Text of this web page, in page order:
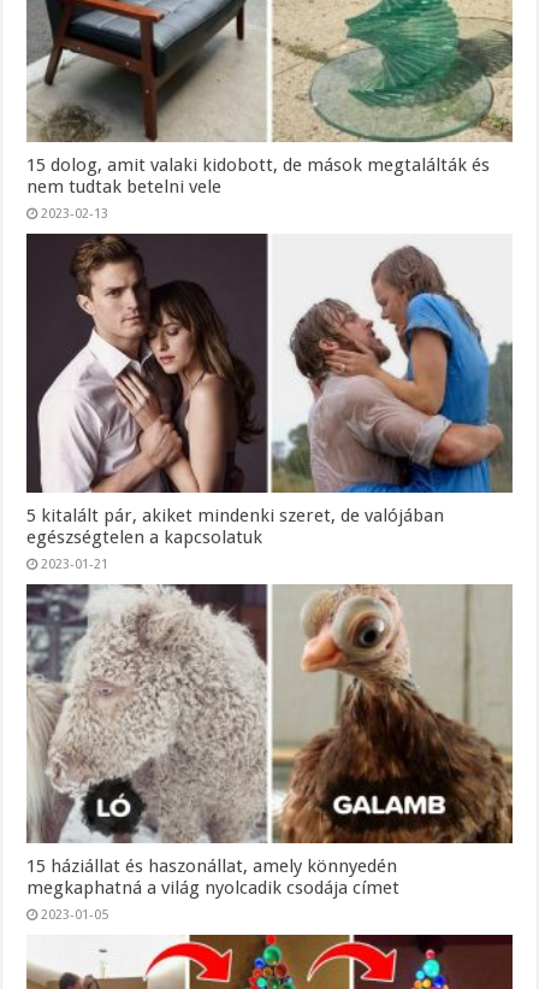
15 dolog, amit valaki kidobott, de mások megtalálták és
nem tudtak betelni vele
2023-02-13
5 kitalált pár, akiket mindenki szeret, de valójában
egészségtelen a kapcsolatuk
2023-01-21
15 háziállat és haszonállat, amely könnyedén
megkaphatná a világ nyolcadik csodája címet
2023-01-05